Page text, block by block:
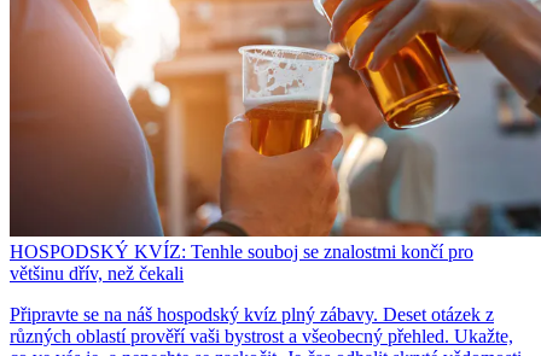
HOSPODSKÝ KVÍZ: Tenhle souboj se znalostmi končí pro
většinu dřív, než čekali
Připravte se na náš hospodský kvíz plný zábavy. Deset otázek z
různých oblastí prověří vaši bystrost a všeobecný přehled. Ukažte,